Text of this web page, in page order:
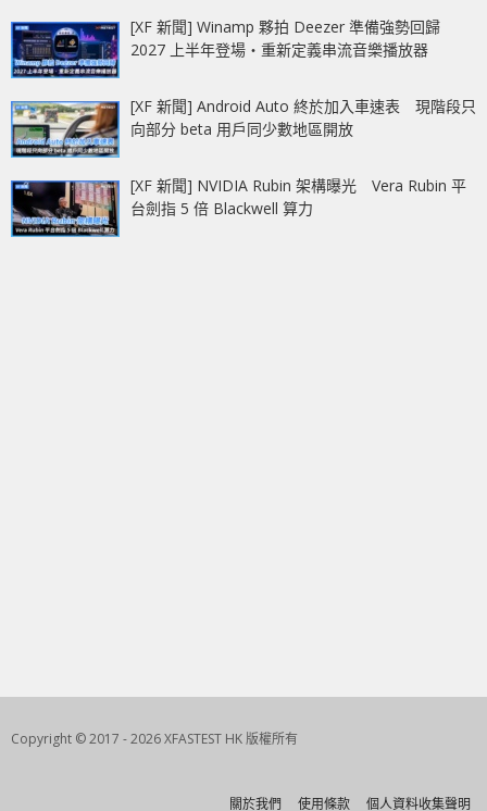
[XF 新聞] Winamp 夥拍 Deezer 準備強勢回歸
2027 上半年登場‧重新定義串流音樂播放器
[XF 新聞] Android Auto 終於加入車速表 現階段只
向部分 beta 用戶同少數地區開放
[XF 新聞] NVIDIA Rubin 架構曝光 Vera Rubin 平
台劍指 5 倍 Blackwell 算力
Copyright © 2017 - 2026 XFASTEST HK 版權所有
關於我們 使用條款 個人資料收集聲明